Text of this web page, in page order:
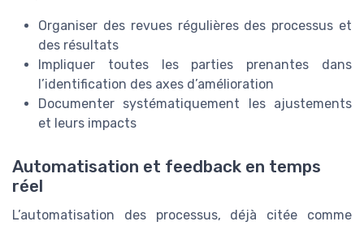
Organiser des revues régulières des processus et
des résultats
Impliquer toutes les parties prenantes dans
l’identification des axes d’amélioration
Documenter systématiquement les ajustements
et leurs impacts
Automatisation et feedback en temps
réel
L’automatisation des processus, déjà citée comme